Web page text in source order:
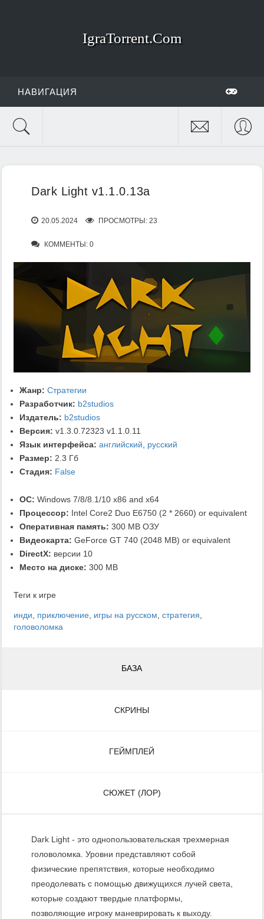
IgraTorrent.Com
НАВИГАЦИЯ
Dark Light v1.1.0.13a
20.05.2024 ПРОСМОТРЫ: 23
КОММЕНТЫ: 0
Жанр: Стратегии
Разработчик: b2studios
Издатель: b2studios
Версия: v1.3.0.72323 v1.1.0.11
Язык интерфейса: английский, русский
Размер: 2.3 Гб
Стадия: False
ОС: Windows 7/8/8.1/10 x86 and x64
Процессор: Intel Core2 Duo E6750 (2 * 2660) or equivalent
Оперативная память: 300 MB ОЗУ
Видеокарта: GeForce GT 740 (2048 MB) or equivalent
DirectX: версии 10
Место на диске: 300 MB
Теги к игре
инди, приключение, игры на русском, стратегия,
головоломка
БАЗА
СКРИНЫ
ГЕЙМПЛЕЙ
СЮЖЕТ (ЛОР)
Dark Light - это однопользовательская трехмерная
головоломка. Уровни представляют собой
физические препятствия, которые необходимо
преодолевать с помощью движущихся лучей света,
которые создают твердые платформы,
позволяющие игроку маневрировать к выходу.